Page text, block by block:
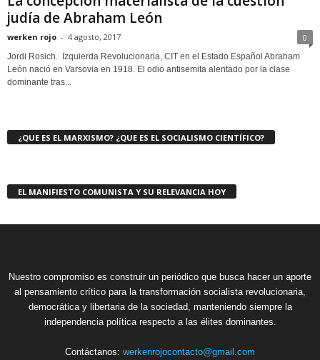
judía de Abraham León
werken rojo - 4 agosto, 2017 0
Jordi Rosich. Izquierda Revolucionaria, CIT en el Estado Español Abraham
León nació en Varsovia en 1918. El odio antisemita alentado por la clase
dominante tras...
¿QUE ES EL MARXISMO? ¿QUE ES EL SOCIALISMO CIENTÍFICO?
EL MANIFIESTO COMUNISTA Y SU RELEVANCIA HOY
Nuestro compromiso es construir un periódico que busca hacer un aporte
al pensamiento crítico para la transformación socialista revolucionaria,
democrática y libertaria de la sociedad, manteniendo siempre la
independencia política respecto a las élites dominantes.
Contáctanos: werkenrojocontacto@gmail.com